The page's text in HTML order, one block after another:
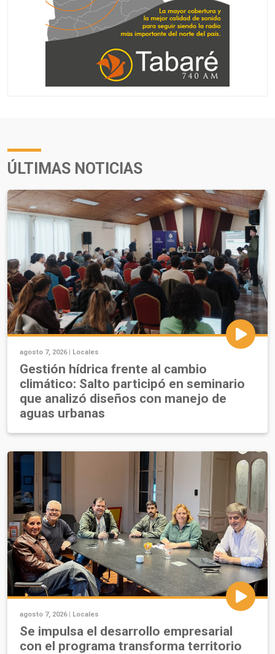
ÚLTIMAS NOTICIAS
agosto 7, 2026 | Locales
Gestión hídrica frente al cambio
climático: Salto participó en seminario
que analizó diseños con manejo de
aguas urbanas
agosto 7, 2026 | Locales
Se impulsa el desarrollo empresarial
con el programa transforma territorio